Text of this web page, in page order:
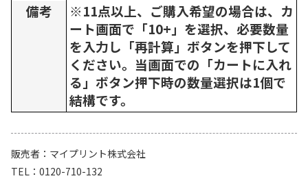
備考
※11点以上、ご購入希望の場合は、カ
ート画面で「10+」を選択、必要数量
を入力し「再計算」ボタンを押下して
ください。当画面での「カートに入れ
る」ボタン押下時の数量選択は1個で
結構です。
販売者
マイプリント株式会社
TEL
0120-710-132